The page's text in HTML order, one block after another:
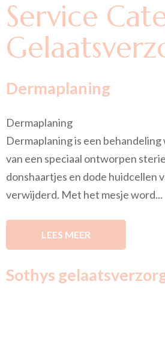
Service
Dermaplaning
Dermaplaning
Dermaplaning is een
van een speciaal ontworpen
donshaartjes en dode huidcellen
verwijderd. Met het mesje word...
LEES MEER
Sothys